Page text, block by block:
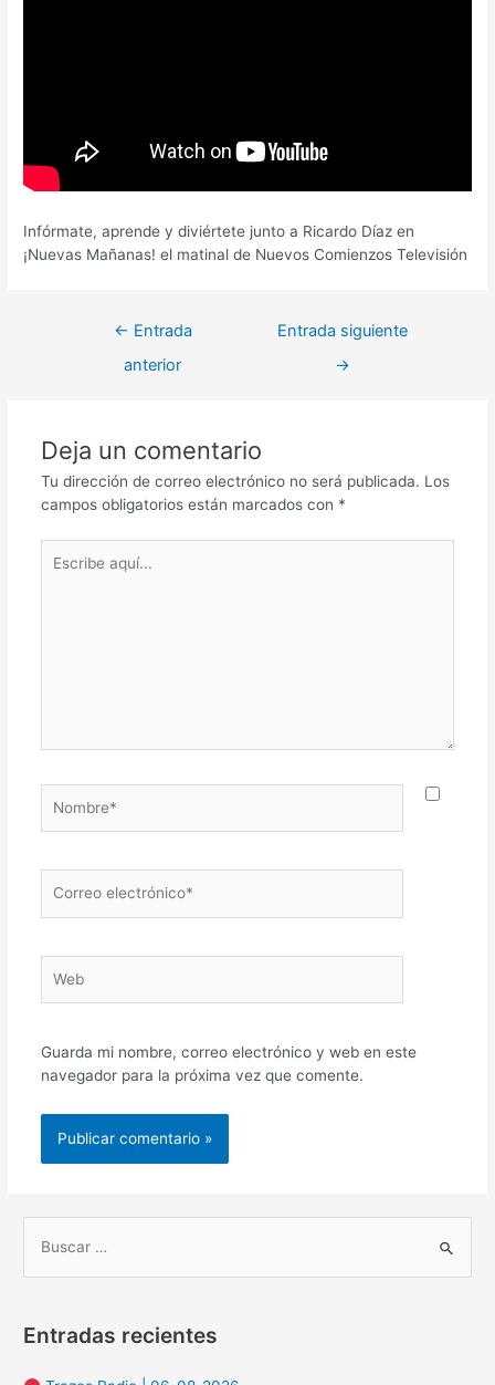
Infórmate, aprende y diviértete junto a Ricardo Díaz en
¡Nuevas Mañanas! el matinal de Nuevos Comienzos Televisión
← Entrada
anterior
Entrada siguiente
→
Deja un comentario
Tu dirección de correo electrónico no será publicada. Los
campos obligatorios están marcados con *
aquí...
electrónico*
Guarda mi nombre, correo electrónico y web en este
navegador para la próxima vez que comente.
u
c
Entradas recientes